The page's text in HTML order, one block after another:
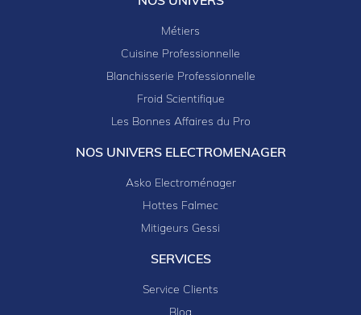
Métiers
Cuisine Professionnelle
Blanchisserie Professionnelle
Froid Scientifique
Les Bonnes Affaires du Pro
NOS UNIVERS ELECTROMENAGER
Asko Electroménager
Hottes Falmec
Mitigeurs Gessi
SERVICES
Service Clients